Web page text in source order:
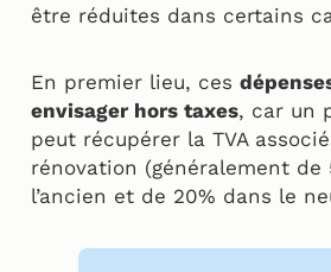
être réduites dans certains
En premier lieu, ces
envisager hors taxes, car un
peut récupérer la TVA
rénovation (généralement de
l’ancien et de 20% dans le